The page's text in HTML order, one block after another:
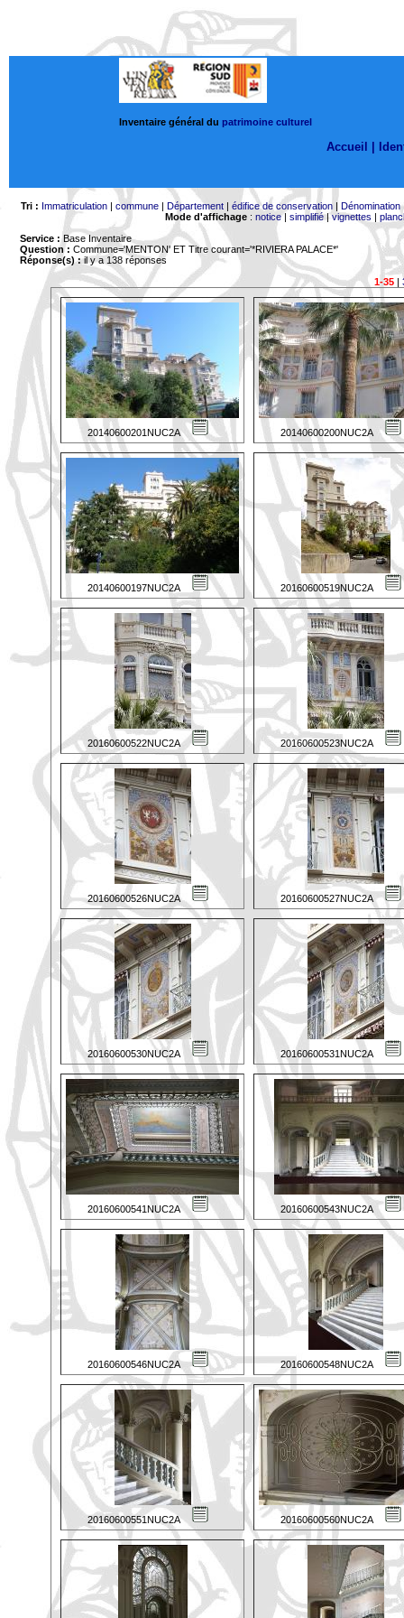
Inventaire général du patrimoine culturel
Accueil |
Tri : Immatriculation| commune| Département| édifice de conservation| Dénomination
Mode d'affichage: notice| simplifié|vignettes |
Service : Base Inventaire
Question : Commune='MENTON' ET Titre courant='*RIVIERA PALACE*'
Réponse(s) :il y a 138 réponses
1-35|
20140600201NUC2A 20140600200NUC2A
20140600197NUC2A 20160600519NUC2A
20160600522NUC2A 20160600523NUC2A
20160600526NUC2A 20160600527NUC2A
20160600530NUC2A 20160600531NUC2A
20160600541NUC2A 20160600543NUC2A
20160600546NUC2A 20160600548NUC2A
20160600551NUC2A 20160600560NUC2A